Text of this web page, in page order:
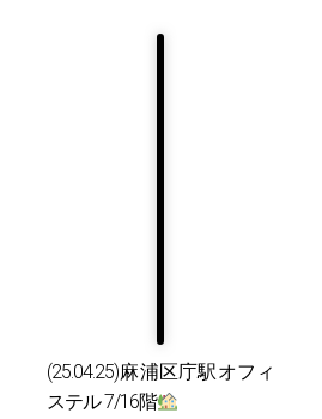
(25.04.25)麻浦区庁駅オフィ
ステル 7/16階